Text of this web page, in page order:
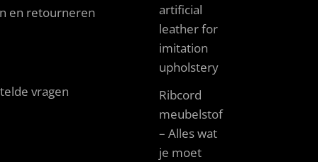
en retourneren
vragen
artificial
leather for
imitation
upholstery
Ribcord
meubelstof
– Alles wat
je moet